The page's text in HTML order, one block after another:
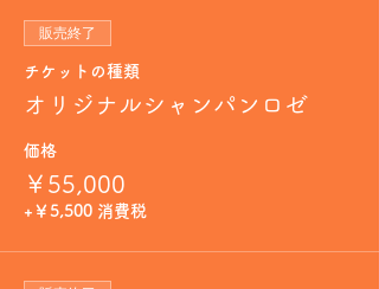
販売終了
チケットの種類
オリジナルシャンパンロゼ
価格
￥55,000
+￥5,500 消費税